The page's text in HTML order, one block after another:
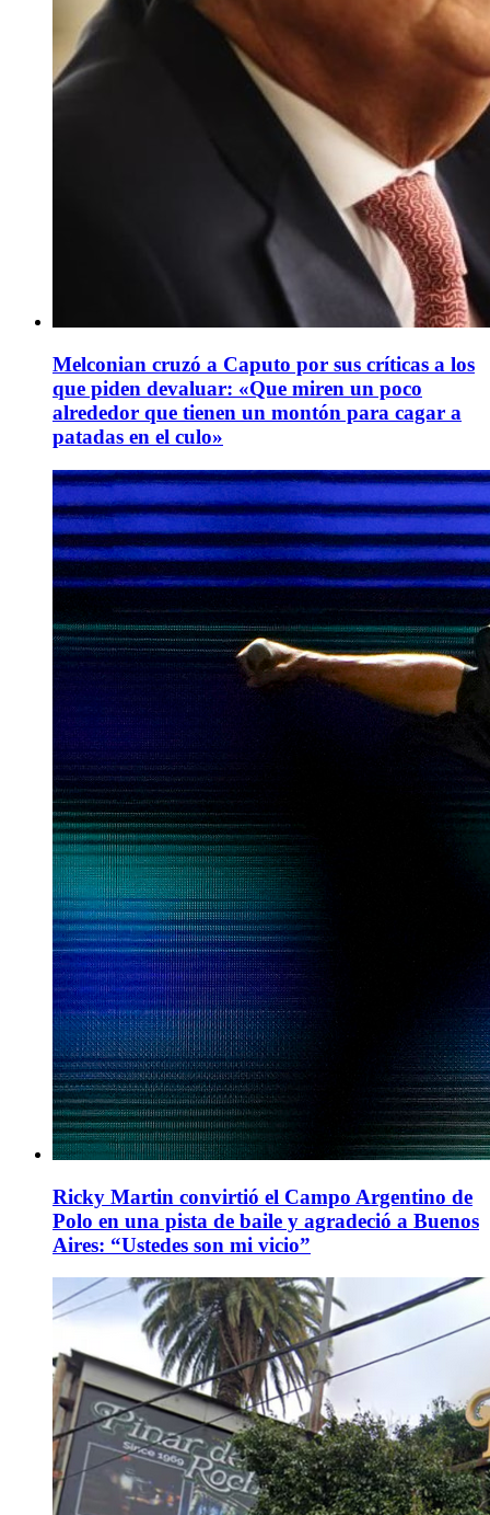
Melconian cruzó a Caputo por sus críticas a los
que piden devaluar: «Que miren un poco
alrededor que tienen un montón para cagar a
patadas en el culo»
Ricky Martin convirtió el Campo Argentino de
Polo en una pista de baile y agradeció a Buenos
Aires: “Ustedes son mi vicio”